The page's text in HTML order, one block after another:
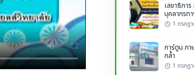
เลขาธิกา
บุคลากรท
1 กรกฎ
การ์ตูน ภา
กล้ำ
1 กรกฎ